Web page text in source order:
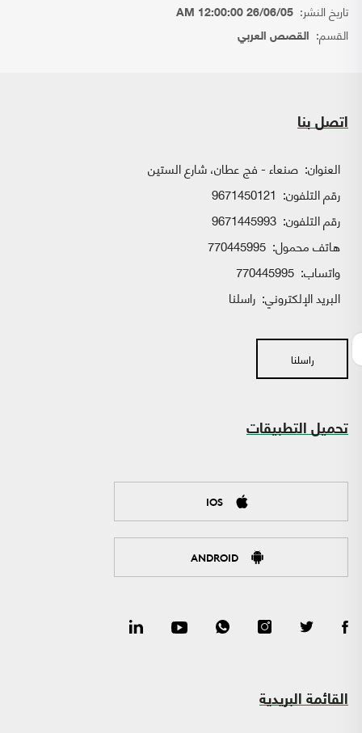
تاريخ النشر: 26/06/05 12:00:00 AM
القسم: القصص العربي
اتصل بنا
العنوان: صنعاء - فج عطان، شارع الستين
رقم التلفون: 9671450121
رقم التلفون: 9671445993
هاتف محمول: 770445995
واتساب:
البريد الإلكتروني: راسلنا
راسلنا
تحميل التطبيقات
IOS
ANDROID
القائمة البريدية